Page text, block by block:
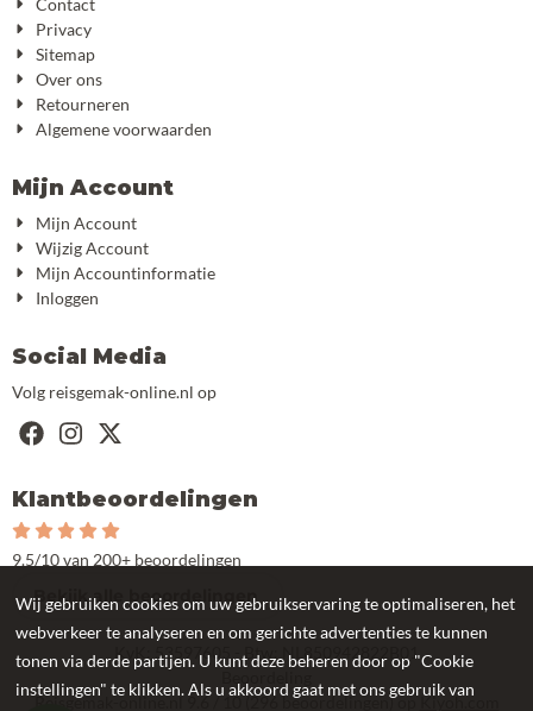
Privacy
Sitemap
Over ons
Retourneren
Algemene voorwaarden
Mijn Account
Mijn Account
Wijzig Account
Mijn Accountinformatie
Inloggen
Social Media
Volg reisgemak-online.nl op
Klantbeoordelingen
9.5/10 van 200+ beoordelingen
Bekijk alle beoordelingen
KvK: 53597605 - Btw: NL850942822B01
Reisgemak-online.nl 9.6/10(296 beoordelingen) op Kiyoh.com
Wij gebruiken cookies om uw gebruikservaring te optimaliseren, het
webverkeer te analyseren en om gerichte advertenties te kunnen
tonen via derde partijen. U kunt deze beheren door op "Cookie
instellingen" te klikken. Als u akkoord gaat met ons gebruik van